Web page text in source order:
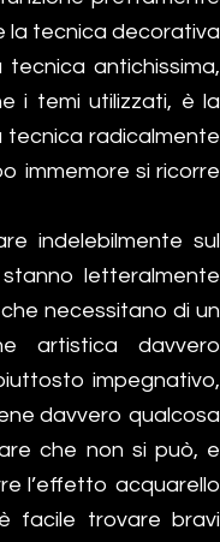
la tecnica decorativa
antichissima,
i temi utilizzati, è la
tecnica radicalmente
immemore si ricorre
indelebilmente sul
letteralmente
necessitano di un
artistica davvero
impegnativo,
davvero qualcosa
che non si può, e
l’effetto acquarello
facile trovare bravi